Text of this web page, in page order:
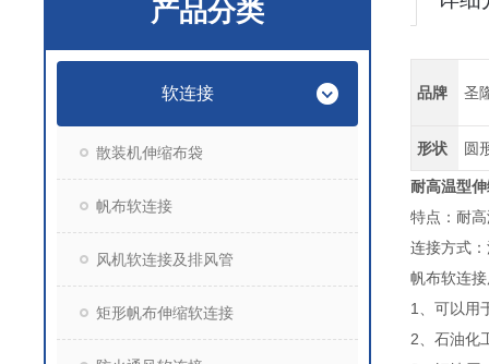
产品分类
软连接
散装机伸缩布袋
帆布软连接
风机软连接及排风管
矩形帆布伸缩软连接
品牌 圣
形状 圆
耐高温型
特点：耐
连接方式
帆布软连
1、可以用
2、石油化